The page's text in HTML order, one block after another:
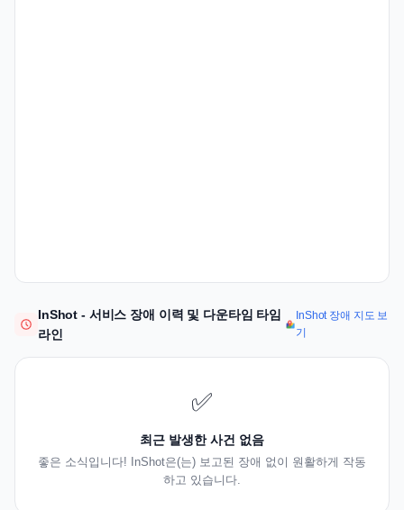
InShot - 서비스 장애 이력 및 다운타임 타임
라인
InShot 장애 지도 보
기
✅
최근 발생한 사건 없음
좋은 소식입니다! InShot은(는) 보고된 장애 없이 원활하게 작동
하고 있습니다.